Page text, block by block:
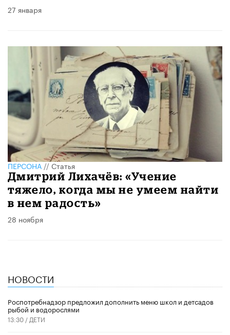
27 января
ПЕРСОНА//Статья
Дмитрий Лихачёв: «Учение
тяжело, когда мы не умеем найти
в нем радость»
28 ноября
НОВОСТИ
Роспотребнадзор предложил дополнить меню школ и детсадов
рыбой и водорослями
13:30 / ДЕТИ